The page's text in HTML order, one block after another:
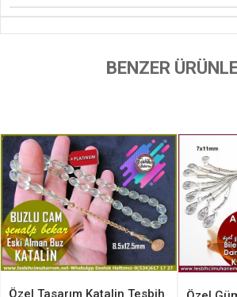
BENZER
Özel Tasarım Katalin Tesbih